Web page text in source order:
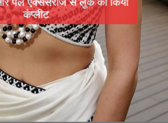
पर्ल एक्सेसरीज से लुक को किया
कंप्लीट